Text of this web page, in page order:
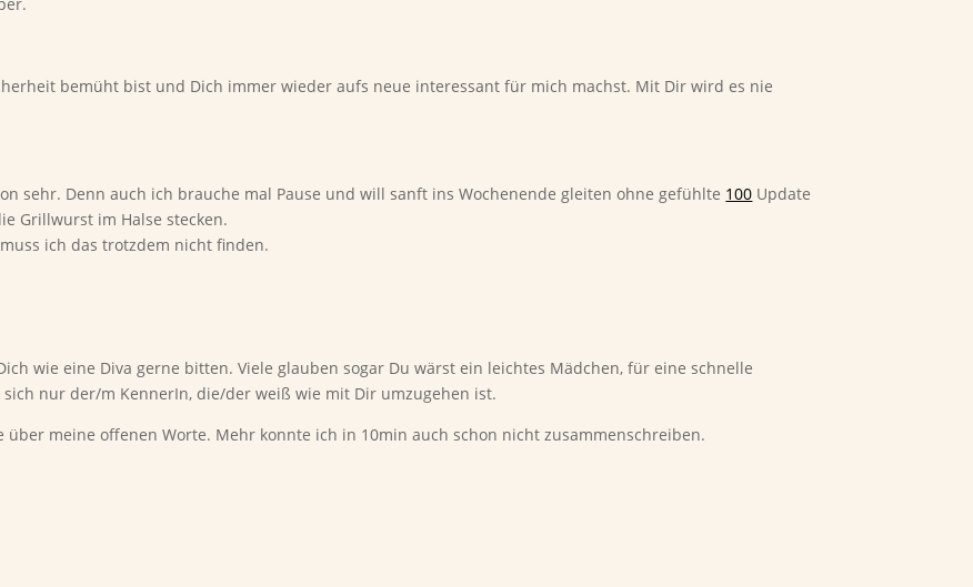
bemüht bist und Dich immer wieder aufs neue interessant für mich machst. Mit Dir wird es nie
sehr. Denn auch ich brauche mal Pause und will sanft ins Wochenende gleiten ohne gefühlte 100 Update
Grillwurst im Halse stecken.
ich das trotzdem nicht finden.
wie eine Diva gerne bitten. Viele glauben sogar Du wärst ein leichtes Mädchen, für eine schnelle
nur der/m KennerIn, die/der weiß wie mit Dir umzugehen ist.
über meine offenen Worte. Mehr konnte ich in 10min auch schon nicht zusammenschreiben.